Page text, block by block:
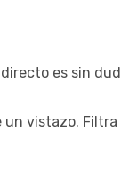
es sin
vistazo.